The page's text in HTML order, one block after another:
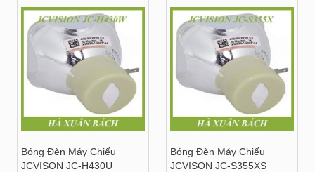
Bóng Đèn Máy Chiếu
JCVISON JC-H430U
Bóng Đèn Máy Chiếu
JCVISON JC-S355XS